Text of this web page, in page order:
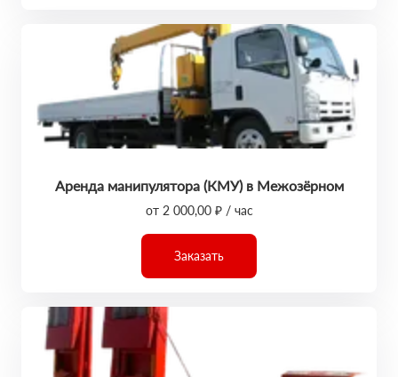
Аренда манипулятора (КМУ) в Межозёрном
от 2 000,00 ₽ / час
Заказать